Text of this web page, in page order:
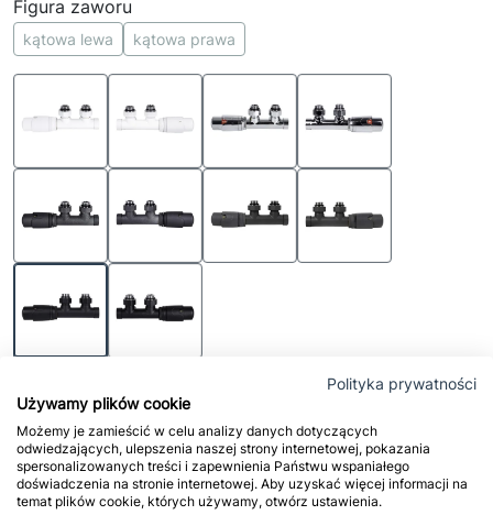
Figura zaworu
kątowa lewa kątowa prawa
Zasady dostawy
Zapoznaj się ze szczegółowymi zasadami
dostawy.
Zasady zwrotu
Polityka prywatności
Używamy plików cookie
Możemy je zamieścić w celu analizy danych dotyczących
odwiedzających, ulepszenia naszej strony internetowej, pokazania
spersonalizowanych treści i zapewnienia Państwu wspaniałego
doświadczenia na stronie internetowej. Aby uzyskać więcej informacji na
temat plików cookie, których używamy, otwórz ustawienia.